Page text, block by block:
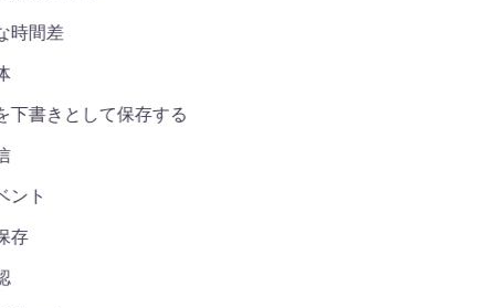
間差
書きとして保存する
ト